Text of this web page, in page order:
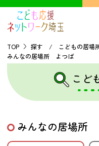
TOP
こどもの貧困
探す
TOP
探す / こどもの居場
みんなの居場所 よつば
こど
みんなの居場所